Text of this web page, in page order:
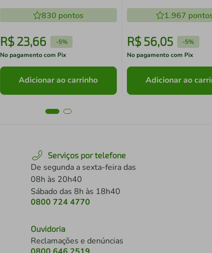
830 pontos
R$23,66 -5%
No pagamento com Pix
Adicionar ao carrinho
1.967
R$ 56,05 -5%
No pagamento com Pix
Adicionar ao
Serviços por telefone
De segunda a sexta-feira das
08h às 20h40
Sábado das 8h às 18h40
0800 724 4770
Ouvidoria
Reclamações e denúncias